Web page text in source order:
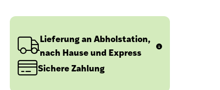
Lieferung an Abholstation,
nach Hause und Express
Sichere Zahlung